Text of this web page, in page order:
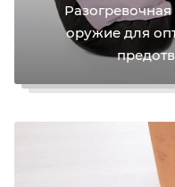
оружие для